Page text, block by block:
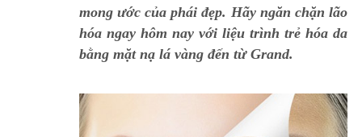
mong ước của phái đẹp. Hãy ngăn chặn lão
hóa ngay hôm nay với liệu trình trẻ hóa da
bằng mặt nạ lá vàng đến từ Grand.